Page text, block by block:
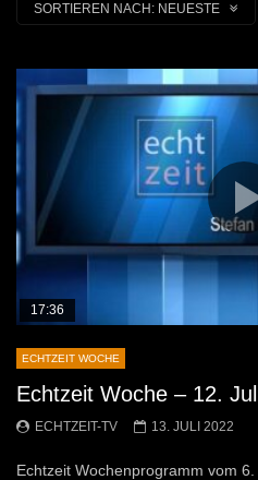
SORTIEREN NACH: NEUESTE
17:36
ECHTZEIT WOCHE
Echtzeit Woche – 12.
ECHTZEIT-TV 13. JULI 2022
Echtzeit Wochenprogramm vom